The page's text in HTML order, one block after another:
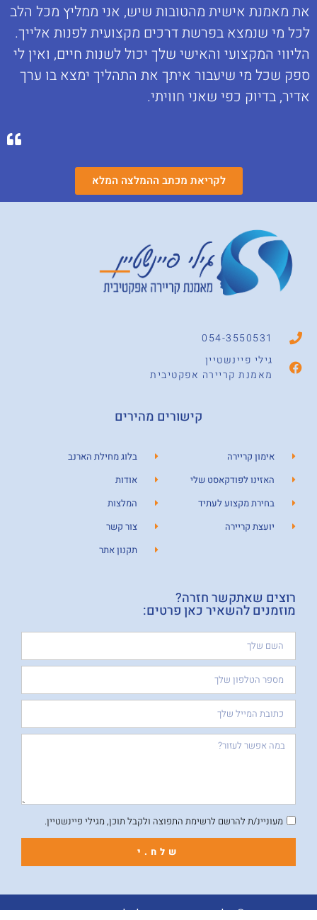
את מאמנת אישית מהטובות שיש, אני ממליץ מכל הלב
לכל מי שנמצא בפרשת דרכים מקצועית לפנות אלייך.
הליווי המקצועי והאישי שלך יכול לשנות חיים, ואין לי
ספק שכל מי שיעבור איתך את התהליך ימצא בו ערך
אדיר, בדיוק כפי שאני חוויתי.
לקריאת מכתב ההמלצה המלא
054-3550531
גילי פיינשטיין
מאמנת קריירה אפקטיבית
קישורים מהירים
אימון קריירה
האזינו לפודקאסט שלי
בחירת מקצוע לעתיד
יועצת קריירה
בלוג מחילת הארנב
אודות
המלצות
צור קשר
תקנון אתר
רוצים שאתקשר חזרה?
מוזמנים להשאיר כאן פרטים:
מעוניינ/ת להרשם לרשימת התפוצה ולקבל תוכן, מגילי פיינשטיין.
שלח.י
© כל הזכויות שמורות לגילי פיינשטיין